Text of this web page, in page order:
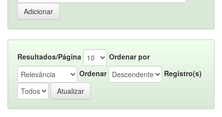
Resultados/Página
Ordenar por
Ordenar
Registro(s)